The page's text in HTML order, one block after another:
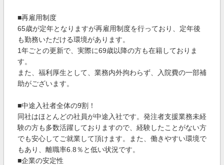
■再雇用制度
65歳が定年となりますが再雇用制度を行っており、定年後
も勤務いただける環境があります。
1年ごとの更新で、実際に69歳以降の方も在籍しておりま
す。
また、福利厚生として、業務内外拘わらず、入院費の一部補
助がございます。
■中途入社者全体の9割！
同社はほとんどの社員が中途入社です。発注者支援業務未経
験の方も多数活躍しておりますので、経験したことがない方
でも安心してご就業して頂けます。また、働きやすい環境で
もあり、離職率6.8％と低い状況です。
■企業の安定性